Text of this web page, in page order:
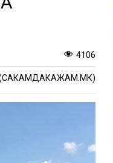
4106
(САКАМДАКАЖАМ.МК)